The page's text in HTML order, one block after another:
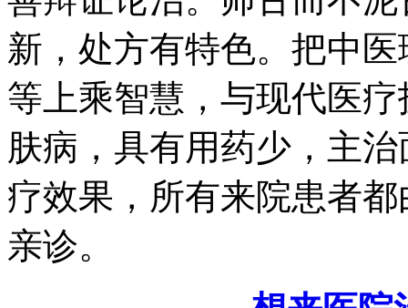
新，处方有特色。把中
等上乘智慧，与现代医
肤病，具有用药少，主
疗效果，所有来院患者
亲诊。